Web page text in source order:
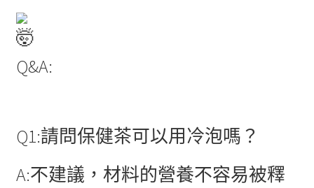
Q&A:
Q1:請問保健茶可以用冷泡嗎？
A:不建議，材料的營養不容易被釋